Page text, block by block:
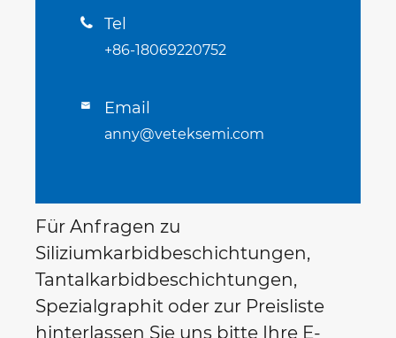
 Tel
+86-18069220752
 Email
anny@veteksemi.com
Für Anfragen zu
Siliziumkarbidbeschichtungen,
Tantalkarbidbeschichtungen,
Spezialgraphit oder zur Preisliste
hinterlassen Sie uns bitte Ihre E-